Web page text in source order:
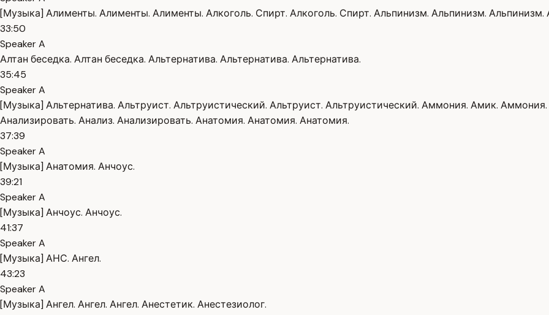
[Музыка] Алименты. Алименты. Алименты. Алкоголь. Спирт. Алкоголь. Спирт. Альпинизм. Альпинизм. Альпинизм.
33:50
Speaker A
Алтан беседка. Алтан беседка. Альтернатива. Альтернатива. Альтернатива.
35:45
Speaker A
[Музыка] Альтернатива. Альтруист. Альтруистический. Альтруист. Альтруистический. Аммония. Амик.
Анализировать. Анализ. Анализировать. Анатомия. Анатомия. Анатомия.
37:39
Speaker A
[Музыка] Анатомия. Анчоус.
39:21
Speaker A
[Музыка] Анчоус. Анчоус.
41:37
Speaker A
[Музыка] АНС. Ангел.
43:23
Speaker A
[Музыка] Ангел. Ангел. Ангел. Анестетик. Анестезиолог.